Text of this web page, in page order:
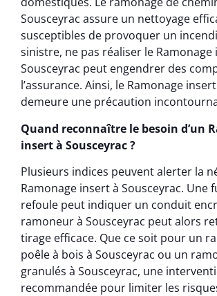
Sousceyrac assure un nettoyage
susceptibles de provoquer un
sinistre, ne pas réaliser le Ramonage
Sousceyrac peut engendrer des
l’assurance. Ainsi, le Ramonage
demeure une précaution
Quand reconnaître le besoin d’un
insert à Sousceyrac ?
Plusieurs indices peuvent alerter la
Ramonage insert à Sousceyrac. Une
refoule peut indiquer un conduit
ramoneur à Sousceyrac peut alors
tirage efficace. Que ce soit pour un
poêle à bois à Sousceyrac ou un
granulés à Sousceyrac, une
recommandée pour limiter les